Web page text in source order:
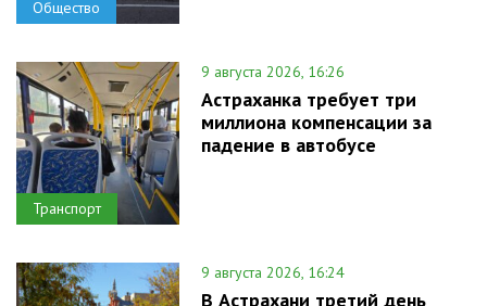
Общество
Транспорт
9 августа 2026, 16:26
Астраханка требует три
миллиона компенсации за
падение в автобусе
9 августа 2026, 16:24
В Астрахани третий день